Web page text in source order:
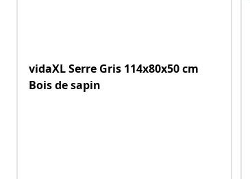
vidaXL Serre Gris 114x80x50 cm
Bois de sapin